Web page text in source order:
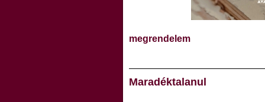
megrendelem
Maradéktalanul